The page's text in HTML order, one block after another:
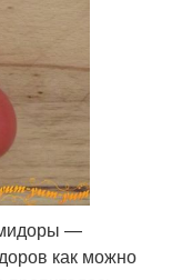
—
как можно